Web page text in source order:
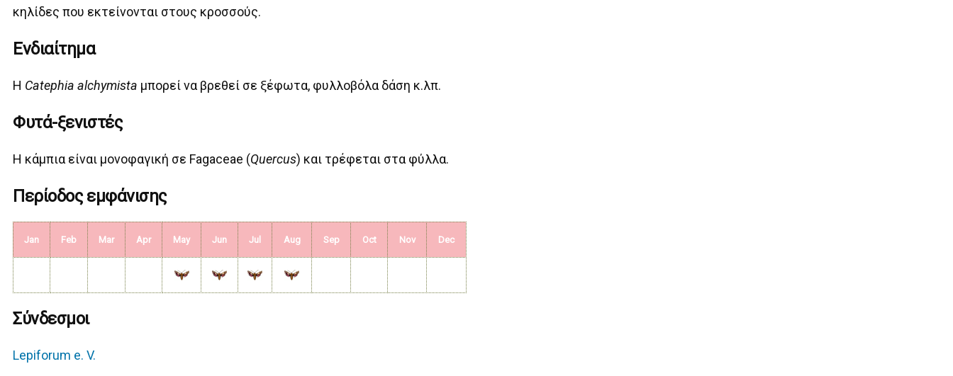
κηλίδες που εκτείνονται στους κροσσούς.
Ενδιαίτημα
Η Catephia alchymista μπορεί να βρεθεί σε ξέφωτα, φυλλοβόλα δάση κ.λπ.
Φυτά-ξενιστές
Η κάμπια είναι μονοφαγική σε Fagaceae (Quercus) και τρέφεται στα φύλλα.
Περίοδος εμφάνισης
Jan Feb Mar Apr May Jun Jul Aug Sep Oct Nov Dec
Σύνδεσμοι
Lepiforum e. V.